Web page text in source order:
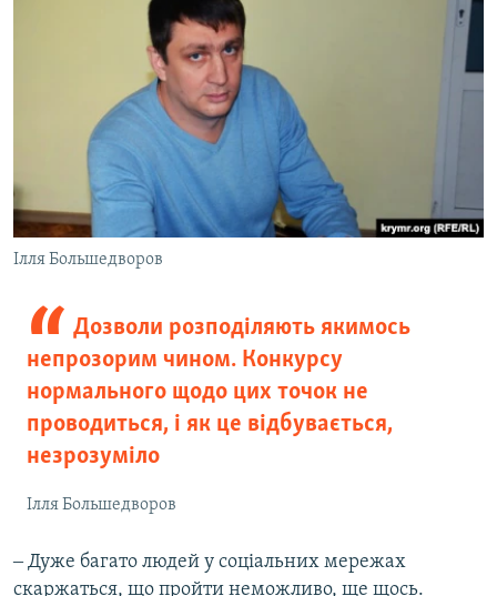
Ілля Большедворов
Дозволи розподіляють якимось
непрозорим чином. Конкурсу
нормального щодо цих точок не
проводиться, і як це відбувається,
незрозуміло
Ілля Большедворов
‒ Дуже багато людей у соціальних мережах
скаржаться, що пройти неможливо, ще щось.